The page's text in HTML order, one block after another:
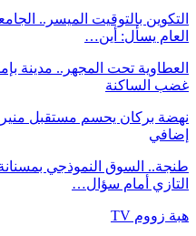
التكوين بالتوقيت الميسر..
العام يسأل: أين…
العطاوية تحت المجهر.. مدينة
غضب الساكنة
نهضة بركان يحسم مستقبل
إضافي
طنجة.. السوق النموذجي
التازي أمام سؤال…
هبة زووم TV